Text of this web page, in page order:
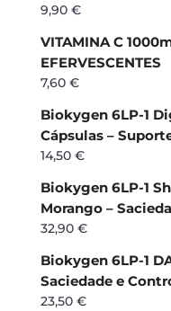
9,90 €
VITAMINA C
EFERVESCENTES
7,60 €
Biokygen 6LP-1
Cápsulas –
14,50 €
Biokygen 6LP-1
Morango –
32,90 €
Biokygen 6LP-1
Saciedade e
23,50 €